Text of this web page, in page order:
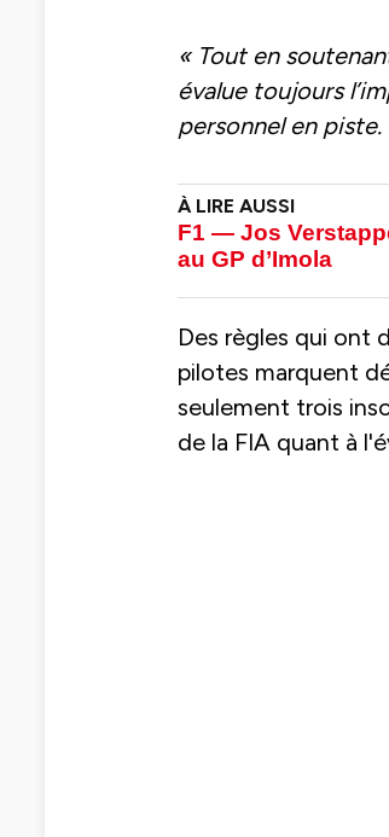
« Tout en
évalue toujours
personnel en
F1 — Jos
au GP d’Imola
Des règles qui ont
pilotes marquent
seulement trois
de la FIA quant à